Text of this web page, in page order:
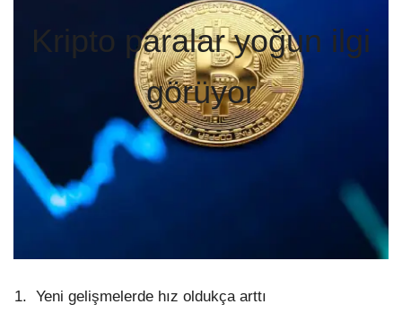
Kripto paralar yoğun ilgi
görüyor
Yeni gelişmelerde hız oldukça arttı